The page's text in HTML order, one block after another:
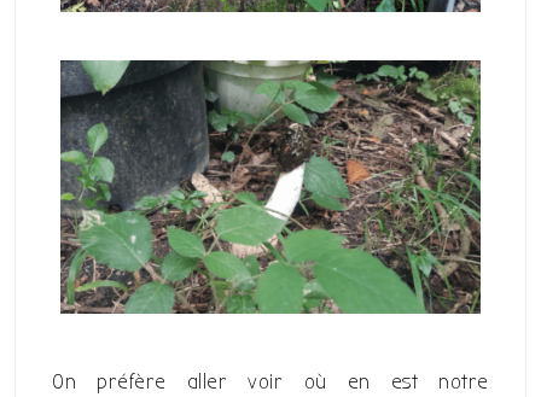
On préfère aller voir où en est notre